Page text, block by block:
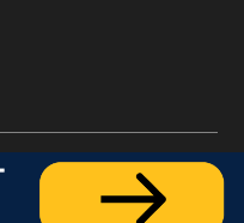
. Sva prava zadržana.